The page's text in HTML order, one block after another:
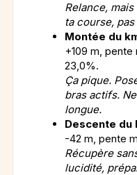
Relance,
ta course,
Montée du
+109 m, pente
23,0%.
Ça pique.
bras actifs.
longue.
Descente du
-42 m, pente
Récupère
lucidité,